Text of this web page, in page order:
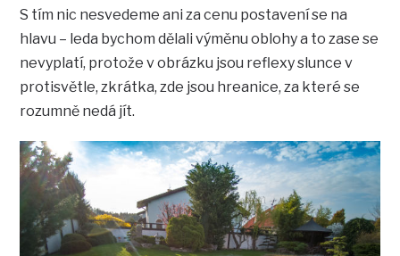
S tím nic nesvedeme ani za cenu postavení se na
hlavu – leda bychom dělali výměnu oblohy a to zase se
nevyplatí, protože v obrázku jsou reflexy slunce v
protisvětle, zkrátka, zde jsou hreanice, za které se
rozumně nedá jít.